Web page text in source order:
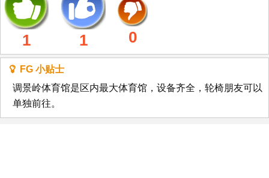
1 1 0
FG 小贴士
调景岭体育馆是区内最大体育馆，设备齐全，轮椅朋友可以
单独前往。